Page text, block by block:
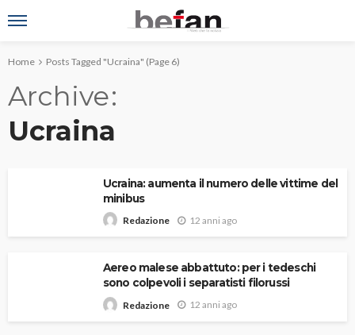
Home Posts Tagged "Ucraina" (Page 6)
Archive
Ucraina
Ucraina: aumenta il numero delle vittime del
minibus
Redazione 12 anni ago
Aereo malese abbattuto: per i tedeschi
sono colpevoli i separatisti filorussi
Redazione 12 anni ago